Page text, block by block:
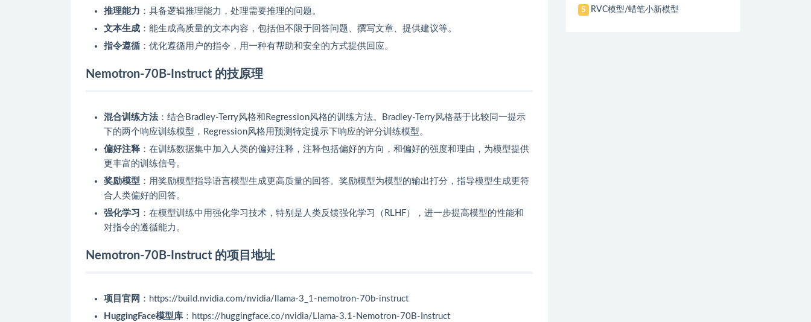
推理能力 ：具备逻辑推理能力，处理需要推理的问题。
文本生成 ：能生成高质量的文本内容，包括但不限于回答问题、撰写文章、提供建议等。
指令遵循 ：优化遵循用户的指令，用一种有帮助和安全的方式提供回应。
Nemotron-70B-Instruct 的技原理
混合训练方法：结合Bradley-Terry风格和Regression风格的训练方法。Bradley-Terry风格基于比较同一提示
下的两个响应训练模型，Regression风格用预测特定提示下响应的评分训练模型。
偏好注释 ：在训练数据集中加入人类的偏好注释，注释包括偏好的方向，和偏好的强度和理由，为模型提供
更丰富的训练信号。
奖励模型 ：用奖励模型指导语言模型生成更高质量的回答。奖励模型为模型的输出打分，指导模型生成更符
合人类偏好的回答。
强化学习 ：在模型训练中用强化学习技术，特别是人类反馈强化学习（RLHF），进一步提高模型的性能和
对指令的遵循能力。
Nemotron-70B-Instruct 的项目地址
项目官网 ：https://build.nvidia.com/nvidia/llama-3_1-nemotron-70b-instruct
HuggingFace模型库 ：https://huggingface.co/nvidia/Llama-3.1-Nemotron-70B-Instruct
5 RVC模型/蜡笔小新模型